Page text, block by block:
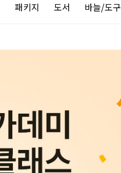
패키지 도서 바늘/도구